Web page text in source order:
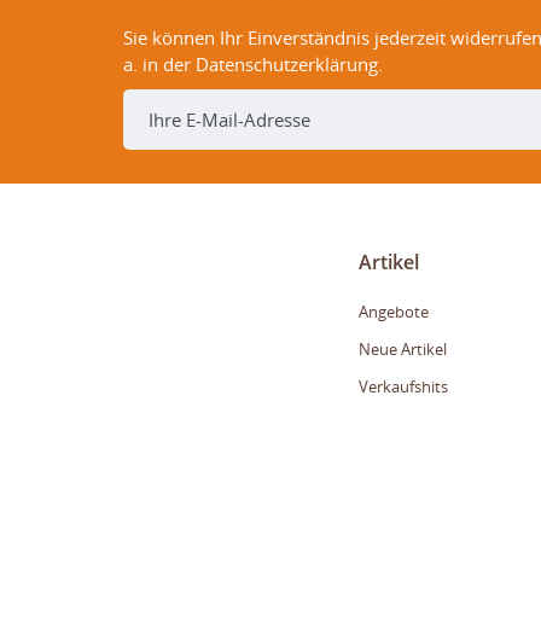
Sie können Ihr Einverständnis jederzeit
a. in der Datenschutzerklärung.
Artikel
Angebote
Neue Artikel
Verkaufshits